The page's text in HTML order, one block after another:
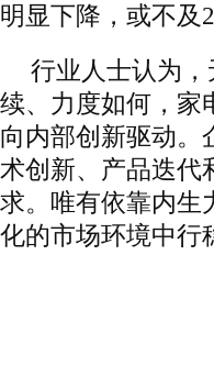
明显下降，或不及
行业人士认为
续、力度如何，家
向内部创新驱动。
术创新、产品迭代
求。唯有依靠内生
化的市场环境中行